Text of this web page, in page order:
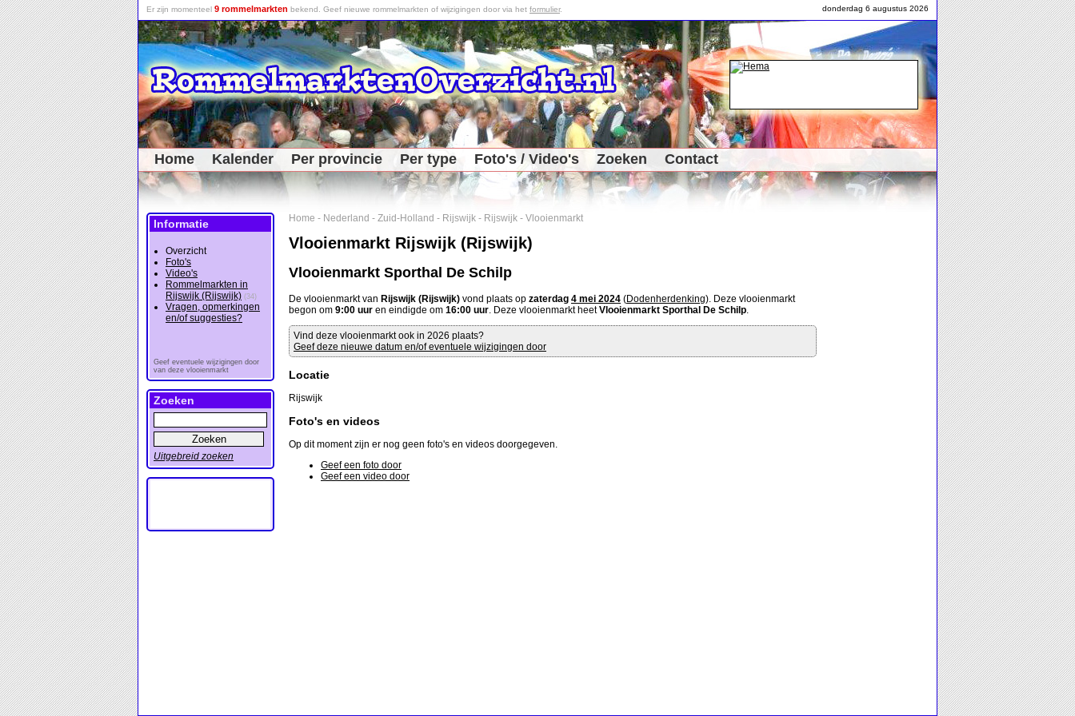
donderdag 6 augustus 2026
Er zijn momenteel 9 rommelmarkten bekend. Geef nieuwe rommelmarkten of wijzigingen door via het formulier.
Home Kalender Per provincie Per type Foto's / Video's Zoeken Contact
Home - Nederland - Zuid-Holland - Rijswijk - Rijswijk - Vlooienmarkt
Vlooienmarkt Rijswijk (Rijswijk)
Vlooienmarkt Sporthal De Schilp
De vlooienmarkt van Rijswijk (Rijswijk) vond plaats op zaterdag 4 mei 2024 (Dodenherdenking). Deze vlooienmarkt
begon om 9:00 uur en eindigde om 16:00 uur. Deze vlooienmarkt heetVlooienmarkt Sporthal De Schilp.
Vind deze vlooienmarkt ook in 2026 plaats?
Geef deze nieuwe datum en/of eventuele wijzigingen door
Locatie
Rijswijk
Foto's en videos
Op dit moment zijn er nog geen foto's en videos doorgegeven.
Geef een foto door
Geef een video door
Informatie
Overzicht
Foto's
Video's
Rommelmarkten in
Rijswijk (Rijswijk) (34)
Vragen, opmerkingen
en/of suggesties?
Geef eventuele wijzigingen door
van deze vlooienmarkt
Zoeken
Uitgebreid zoeken